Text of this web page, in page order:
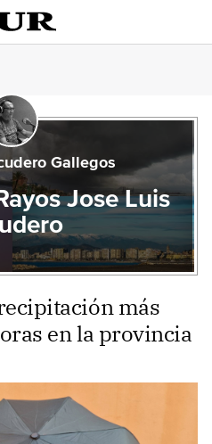
Gallegos
Jose Luis
más
en la provincia